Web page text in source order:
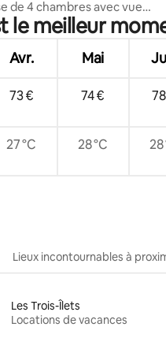
de 4 chambres avec vue
piscine et jacuzzi
le meilleur
Avr. Mai
73 € 74 €
27 °C 28 °C 28
Lieux incontournables à
Les Trois-Îlets
Locations de vacances